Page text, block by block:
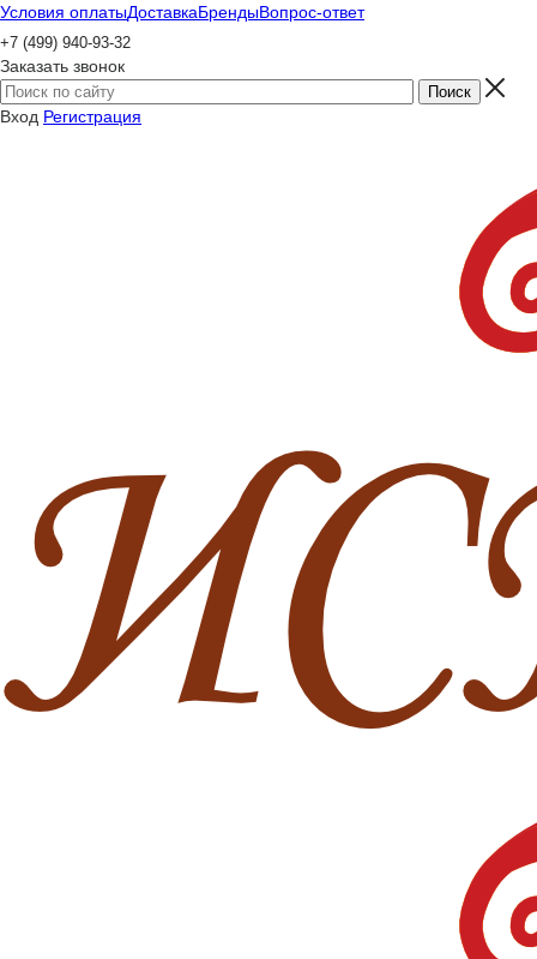
Условия оплатыДоставкаБрендыВопрос-ответ
+7 (499) 940-93-32
Заказать звонок
Вход Регистрация